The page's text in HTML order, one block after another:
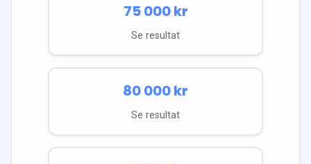
75 000kr
Se resultat
80 000kr
Se resultat